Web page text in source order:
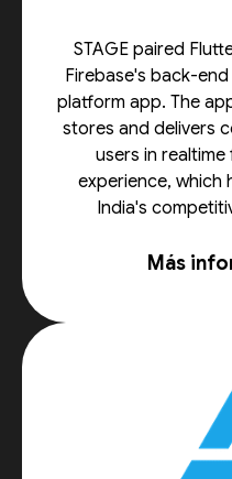
STAGE paired
Firebase's back-
platform app. The
stores and delivers
users in
experience, which
India's
Más